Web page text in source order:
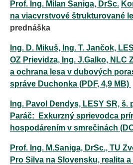
Prof. Ing. Milan Saniga, DrSc.
na viacvrstvové štrukturované
prednáška
Ing. D. Mikuš, Ing. T. Jančok,
OZ Prievidza, Ing. J.Galko, NLC
a ochrana lesa v dubových
správe Duchonka (PDF, 4,9 MB)
Ing. Pavol Dendys, LESY SR, š.
Paráč: Exkurzný sprievodca
hospodárením v smrečinách
Prof. Ing. M.Saniga, DrSc., TU
Pro Silva na Slovensku, realita